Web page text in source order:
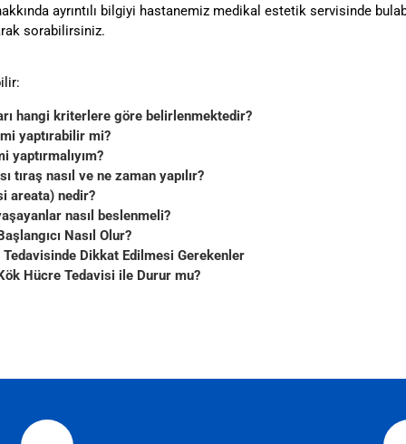
ayrıntılı bilgiyi hastanemiz medikal estetik servisinde
sorabilirsiniz.
hangi kriterlere göre belirlenmektedir?
yaptırabilir mi?
yaptırmalıyım?
tıraş nasıl ve ne zaman yapılır?
areata) nedir?
nasıl beslenmeli?
Nasıl Olur?
Dikkat Edilmesi Gerekenler
Hücre Tedavisi ile Durur mu?